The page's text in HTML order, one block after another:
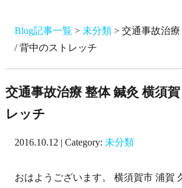
Blog記事一覧 > 未分類> 交通事故治療
/ 背中のストレッチ
交通事故治療 整体 鍼灸 横須
レッチ
2016.10.12 | Category: 未分類
おはようございます。 横須賀市 浦賀